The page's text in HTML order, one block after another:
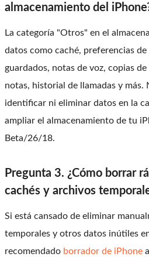
almacenamiento del
La categoría "Otros" en el
datos como caché, preferencias
guardados, notas de voz, copias de
notas, historial de llamadas y más.
identificar ni eliminar datos en la
ampliar el almacenamiento de tu
Beta/26/18.
Pregunta 3. ¿Cómo borrar
cachés y archivos
Si está cansado de eliminar
temporales y otros datos inútiles
recomendado borrador de iPhone